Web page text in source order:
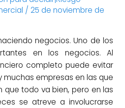
/ 25 de noviembre de
negocios. Uno de los
en los negocios. Al
completo puede evitar
muchas empresas en las que
que todo va bien, pero en las
se atreve a involucrarse